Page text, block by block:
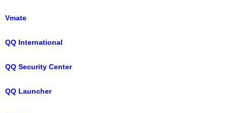
Vmate
QQ International
QQ Security Center
QQ Launcher